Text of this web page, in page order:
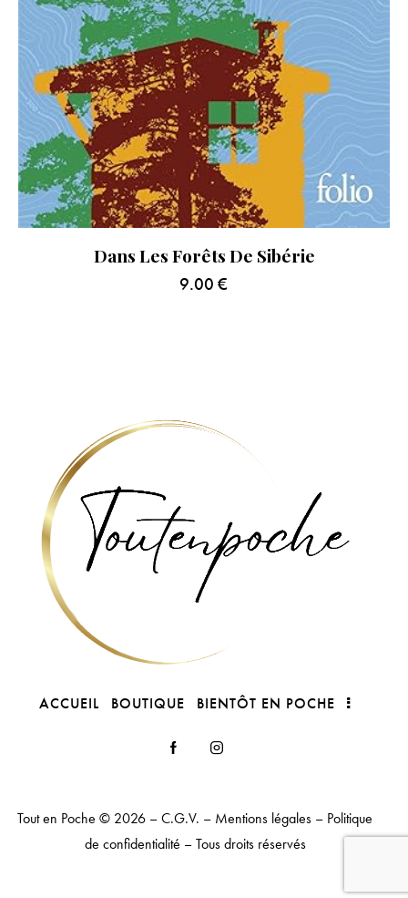
Dans Les Forêts De Sibérie
9.00 €
ACCUEIL BOUTIQUE BIENTÔT EN POCHE
Tout en Poche © 2026 –C.G.V. – Mentions légales – Politique
de confidentialité – Tous droits réservés